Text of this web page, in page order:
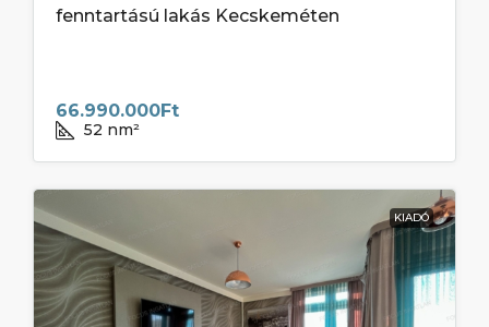
fenntartású lakás Kecskeméten
66.990.000Ft
52 nm²
KIADÓ